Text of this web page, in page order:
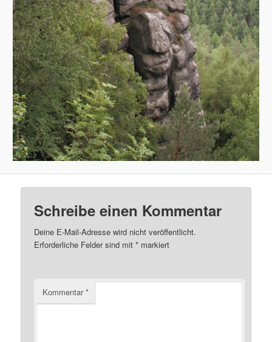
Schreibe einen Kommentar
Deine E-Mail-Adresse wird nicht veröffentlicht.
Erforderliche Felder sind mit* markiert
Kommentar*